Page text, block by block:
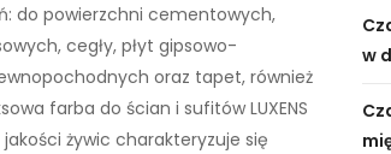
do powierzchni cementowych,
cegły, płyt gipsowo-
oraz tapet, również
farba do ścian i sufitów LUXENS
żywic charakteryzuje się
w